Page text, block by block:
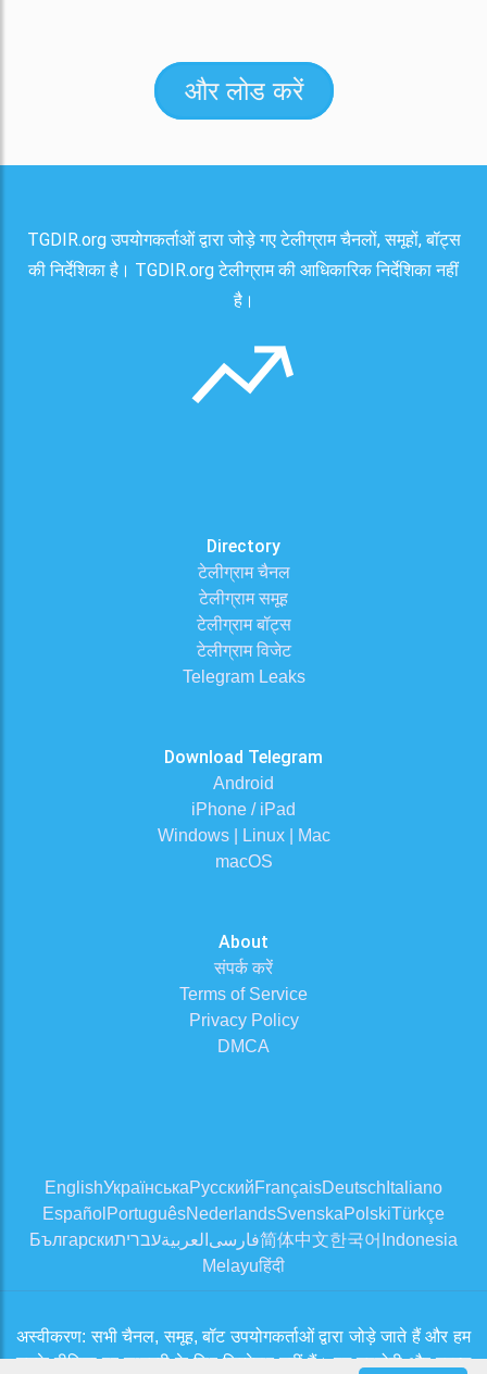
और लोड करें
TGDIR.org उपयोगकर्ताओं द्वारा जोड़े गए टेलीग्राम चैनलों, समूहों, बॉट्स
की निर्देशिका है। TGDIR.org टेलीग्राम की आधिकारिक निर्देशिका नहीं
है।
Directory
टेलीग्राम चैनल
टेलीग्राम समूह
टेलीग्राम बॉट्स
टेलीग्राम विजेट
Telegram Leaks
Download Telegram
Android
iPhone / iPad
Windows | Linux | Mac
macOS
About
संपर्क करें
Terms of Service
Privacy Policy
DMCA
EnglishУкраїнськаРусскийFrançaisDeutsch Italiano
Español PortuguêsNederlandsSvenskaPolskiTürkçe
Българскиעבריתالعربية فارسی简体中文한국어 Indonesia
Melayuहिंदी
अस्वीकरण: सभी चैनल, समूह, बॉट उपयोगकर्ताओं द्वारा जोड़े जाते हैं और हम
उनके मीडिया पर सामग्री के लिए जिम्मेदार नहीं हैं। हम उपयोगी और स्वच्छ